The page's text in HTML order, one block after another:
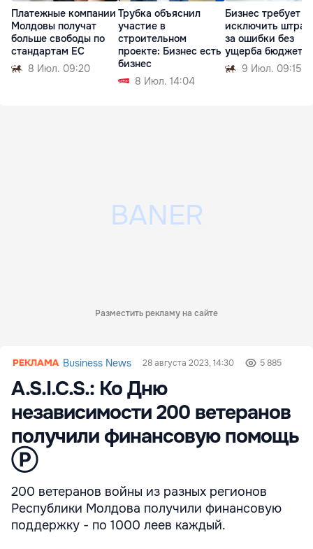
Платежные компании
Молдовы получат
больше свободы по
стандартам ЕС
8 Июл. 09:20
Трубка объяснил
участие в
строительном
проекте: Бизнес есть
бизнес
8 Июл. 14:04
Бизнес требует
исключить
за ошибки без
ущерба бюджету
9 Июл. 09:15
Разместить рекламу на сайте
Business News 28 августа 2023, 14:30 5 885
A.S.I.C.S.: Ко Дню
независимости 200 ветеранов
получили финансовую помощь
Ⓟ
200 ветеранов войны из разных регионов
Республики Молдова получили финансовую
поддержку - по 1000 леев каждый.